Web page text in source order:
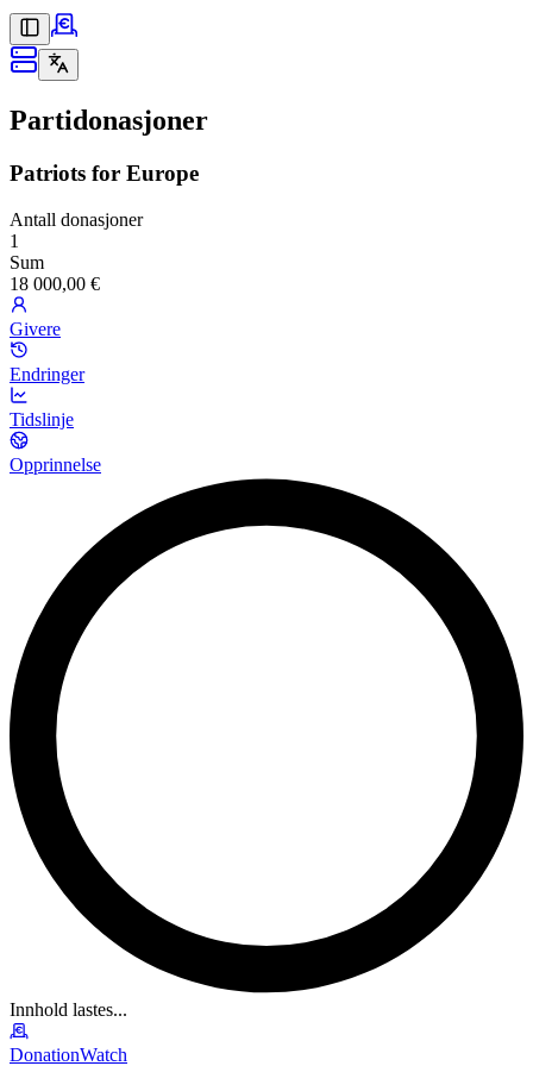
Partidonasjoner
Patriots for Europe
Antall donasjoner
1
Sum
18 000,00 €
Givere
Endringer
Tidslinje
Opprinnelse
Innhold lastes...
DonationWatch